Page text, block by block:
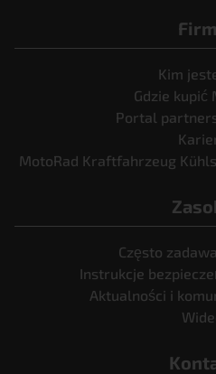
Kim
Gdzie kupić
Portal
MotoRad Kraftfahrzeug
Często
Instrukcje
Aktualności i